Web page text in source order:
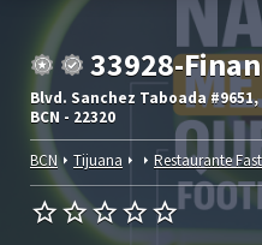
33928-
Blvd. Sanchez Taboada
BCN - 22320
BCN Tijuana Restaurante